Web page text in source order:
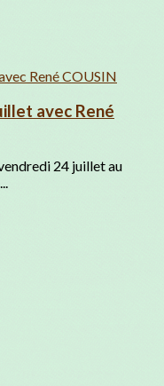
avec René
24 juillet au